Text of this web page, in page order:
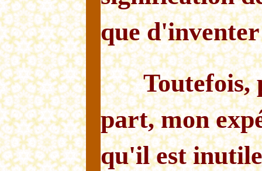
que
Toutefois,
part, mon
qu'il est